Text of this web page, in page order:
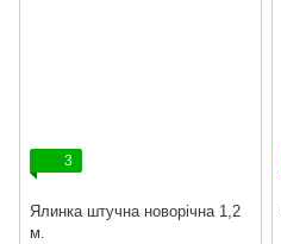
3
Ялинка штучна новорічна 1,2
м.